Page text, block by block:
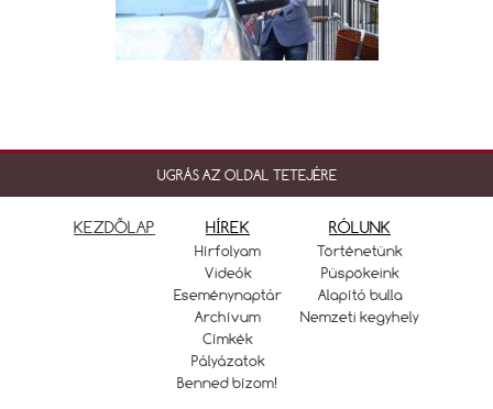
UGRÁS AZ OLDAL TETEJÉRE
KEZDŐLAP HÍREK
Hírfolyam
Videók
Eseménynaptár
Archívum
Címkék
Pályázatok
Benned bízom!
RÓLUNK
Történetünk
Püspökeink
Alapító bulla
Nemzeti kegyhely